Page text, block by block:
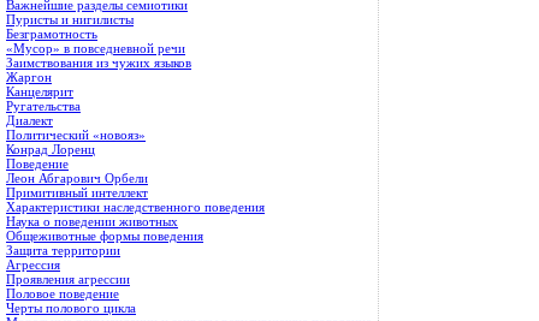
Важнейшие разделы семиотики
Пуристы и нигилисты
Безграмотность
«Мусор» в повседневной речи
Заимствования из чужих языков
Жаргон
Канцелярит
Ругательства
Диалект
Политический «новояз»
Конрад Лоренц
Поведение
Леон Абгарович Орбели
Примитивный интеллект
Характеристики наследственного поведения
Наука о поведении животных
Общеживотные формы поведения
Защита территории
Агрессия
Проявления агрессии
Половое поведение
Черты полового цикла